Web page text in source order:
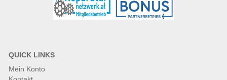
QUICK LINKS
Mein Konto